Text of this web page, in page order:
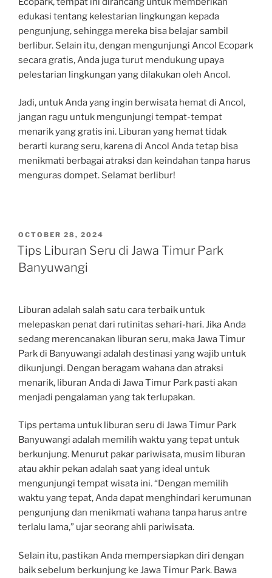
edukasi tentang kelestarian lingkungan kepada
pengunjung, sehingga mereka bisa belajar sambil
berlibur. Selain itu, dengan mengunjungi Ancol Ecopark
secara gratis, Anda juga turut mendukung upaya
pelestarian lingkungan yang dilakukan oleh Ancol.
Jadi, untuk Anda yang ingin berwisata hemat di Ancol,
jangan ragu untuk mengunjungi tempat-tempat
menarik yang gratis ini. Liburan yang hemat tidak
berarti kurang seru, karena di Ancol Anda tetap bisa
menikmati berbagai atraksi dan keindahan tanpa harus
menguras dompet. Selamat berlibur!
POSTED
ON
OCTOBER 28, 2024
Tips Liburan Seru di Jawa Timur Park
Banyuwangi
Liburan adalah salah satu cara terbaik untuk
melepaskan penat dari rutinitas sehari-hari. Jika Anda
sedang merencanakan liburan seru, maka Jawa Timur
Park di Banyuwangi adalah destinasi yang wajib untuk
dikunjungi. Dengan beragam wahana dan atraksi
menarik, liburan Anda di Jawa Timur Park pasti akan
menjadi pengalaman yang tak terlupakan.
Tips pertama untuk liburan seru di Jawa Timur Park
Banyuwangi adalah memilih waktu yang tepat untuk
berkunjung. Menurut pakar pariwisata, musim liburan
atau akhir pekan adalah saat yang ideal untuk
mengunjungi tempat wisata ini. “Dengan memilih
waktu yang tepat, Anda dapat menghindari kerumunan
pengunjung dan menikmati wahana tanpa harus antre
terlalu lama,” ujar seorang ahli pariwisata.
Selain itu, pastikan Anda mempersiapkan diri dengan
baik sebelum berkunjung ke Jawa Timur Park. Bawa